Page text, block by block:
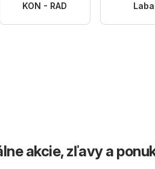
KON - RAD
akcie, zľavy a